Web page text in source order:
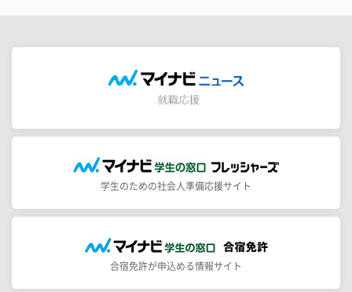
学生のための社会人準備応援サイト
合宿免許が申込める情報サイト